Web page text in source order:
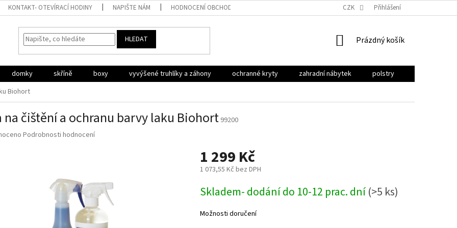
KONTAKT- OTEVÍRACÍ HODINY NAPIŠTE NÁM HODNOCENÍ OBCHODU PODMÍNKY OCHRANY OSOBNÍCH ÚDAJŮ
CZK Přihlášení
HLEDAT
NÁKUPNÍ
Prázdný košík
domky skříně boxy vyvýšené truhlíky a záhony ochranné kryty zahradní nábytek polstry
Biohort
na čištění a ochranu barvy laku Biohort 99200
Podrobnosti hodnocení
1 299 Kč
1 073,55 Kč bez DPH
cena:
Skladem- dodání do 10-12 prac. dní(>5 ks)
Možnosti doručení